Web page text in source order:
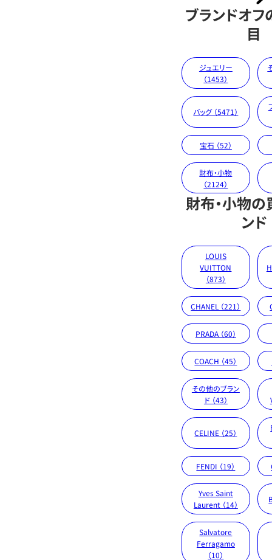
ブランドオ
目
ジュエリー
（1453）
バッグ （5471）
宝石 （52）
財布・小物
（2124）
財布・小物
ンド
LOUIS
VUITTON
（873）
CHANEL （221）
PRADA （60）
COACH （45）
その他のブラン
ド （43）
CELINE （25）
FENDI （19）
Yves Saint
Laurent （14）
Salvatore
Ferragamo
（10）